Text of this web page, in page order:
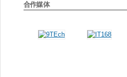
合作媒体